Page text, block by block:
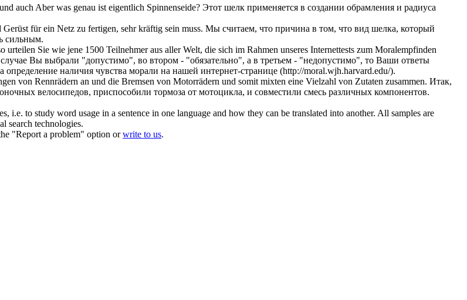
auch Aber was genau ist eigentlich Spinnenseide? Этот шелк применяется в создании обрамления и радиуса
Gerüst für ein Netz zu fertigen, sehr kräftig sein muss. Мы считаем, что причина в том, что вид шелка, который
сильным.
urteilen Sie wie jene 1500 Teilnehmer aus aller Welt, die sich im Rahmen unseres Internettests zum Moralempfinden
Вы выбрали "допустимо", во втором - "обязательно", а в третьем - "недопустимо", то Ваши ответы
наличия чувства морали на нашей интернет-странице (http://moral.wjh.harvard.edu/).
von Rennrädern an und die Bremsen von Motorrädern und somit mixten eine Vielzahl von Zutaten zusammen. Итак,
велосипедов, приспособили тормоза от мотоцикла, и совместили смесь различных компонентов.
to study word usage in a sentence in one language and how they can be translated into another. All samples are
search technologies.
"Report a problem" option orwrite to us.